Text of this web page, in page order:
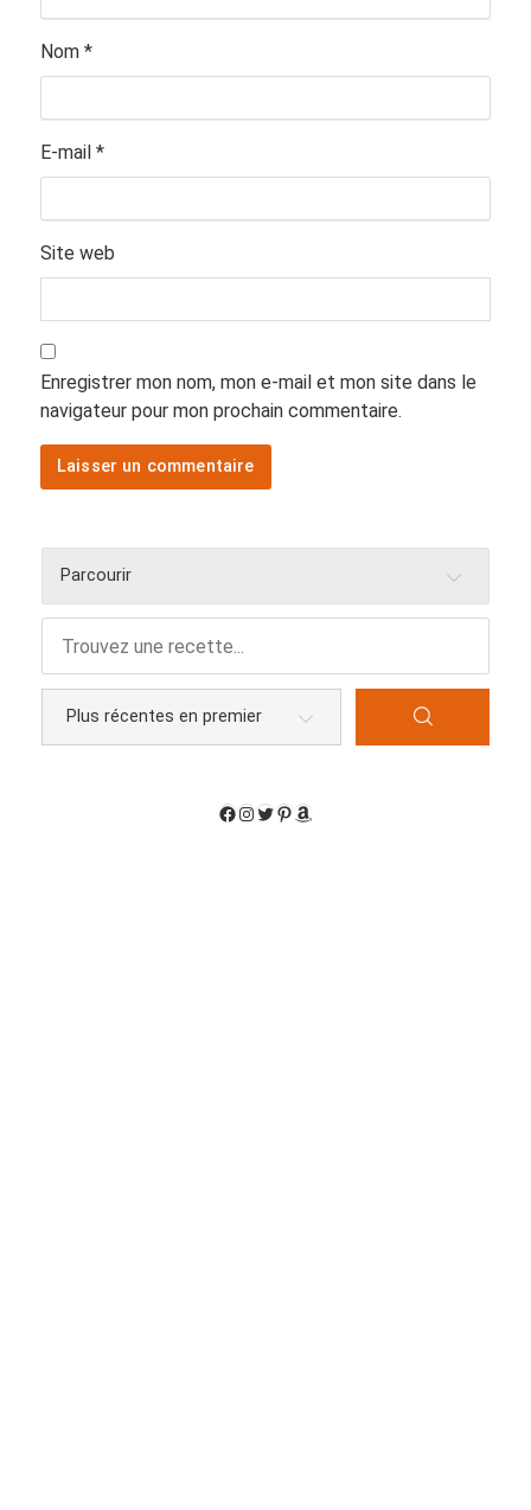
Nom *
E-mail *
Site web
Enregistrer mon nom, mon e-mail et mon site dans le
navigateur pour mon prochain commentaire.
Parcourir